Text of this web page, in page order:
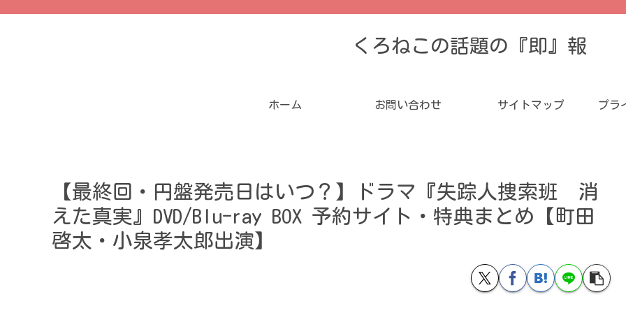
くろねこの話題の『即』報
ホーム お問い合わせ サイトマップ プラ
【最終回・円盤発売日はいつ？】ドラマ『失踪人捜索班 消
えた真実』DVD/Blu-ray BOX 予約サイト・特典まとめ【町田
啓太・小泉孝太郎出演】